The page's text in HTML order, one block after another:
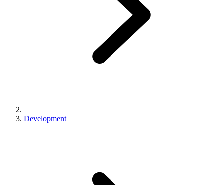
Development